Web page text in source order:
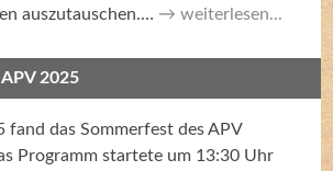
auszutauschen.…
weiterlesen...
2025
fand das Sommerfest des APV
Programm startete um 13:30 Uhr